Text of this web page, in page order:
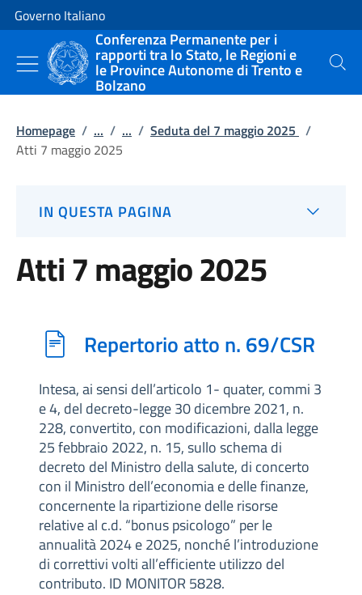
Vai al contenuto
Vai alla navigazione del sito
Governo Italiano
Conferenza Permanente per i
rapporti tra lo Stato, le Regioni e
le Province Autonome di Trento e
Bolzano
Cerca
Homepage / ... / ... / Seduta del 7 maggio 2025 /
Atti 7 maggio 2025
IN QUESTA PAGINA
Atti 7 maggio 2025
Repertorio atto n. 69/CSR
Intesa, ai sensi dell’articolo 1- quater, commi 3
e 4, del decreto-legge 30 dicembre 2021, n.
228, convertito, con modificazioni, dalla legge
25 febbraio 2022, n. 15, sullo schema di
decreto del Ministro della salute, di concerto
con il Ministro dell’economia e delle finanze,
concernente la ripartizione delle risorse
relative al c.d. “bonus psicologo” per le
annualità 2024 e 2025, nonché l’introduzione
di correttivi volti all’efficiente utilizzo del
contributo. ID MONITOR 5828.